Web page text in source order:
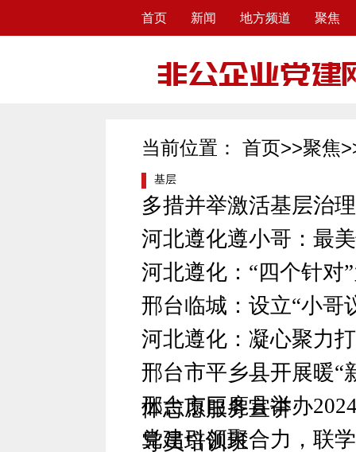
首页 新闻 地方频道 聚焦
当前位置： 首页>>聚焦
基层
多措并举激活基层治
河北遵化遵小哥：最
河北遵化：“四个针对
邢台临城：设立“小哥
河北遵化：凝心聚力
邢台市平乡县开展暖“
体志愿服务宣讲
邢台市巨鹿县举办
导员培训班
党建引领聚合力，联